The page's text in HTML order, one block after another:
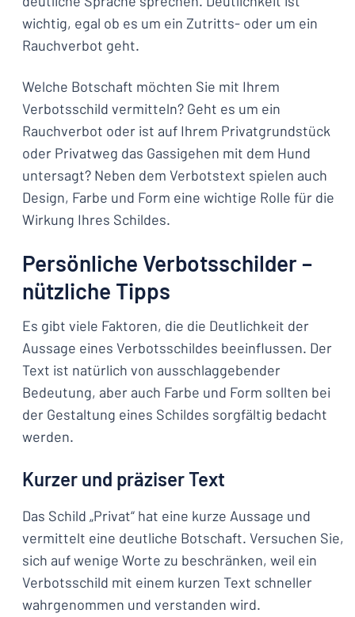
wichtig, egal ob es um ein Zutritts- oder um ein
Rauchverbot geht.
Welche Botschaft möchten Sie mit Ihrem
Verbotsschild vermitteln? Geht es um ein
Rauchverbot oder ist auf Ihrem Privatgrundstück
oder Privatweg das Gassigehen mit dem Hund
untersagt? Neben dem Verbotstext spielen auch
Design, Farbe und Form eine wichtige Rolle für die
Wirkung Ihres Schildes.
Persönliche Verbotsschilder –
nützliche Tipps
Es gibt viele Faktoren, die die Deutlichkeit der
Aussage eines Verbotsschildes beeinflussen. Der
Text ist natürlich von ausschlaggebender
Bedeutung, aber auch Farbe und Form sollten bei
der Gestaltung eines Schildes sorgfältig bedacht
werden.
Kurzer und präziser Text
Das Schild „Privat“ hat eine kurze Aussage und
vermittelt eine deutliche Botschaft. Versuchen Sie,
sich auf wenige Worte zu beschränken, weil ein
Verbotsschild mit einem kurzen Text schneller
wahrgenommen und verstanden wird.